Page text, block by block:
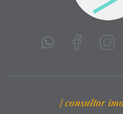
| consultor